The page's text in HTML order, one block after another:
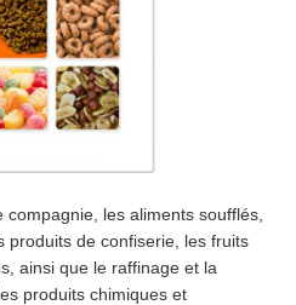
les aliments soufflés,
produits de confiserie, les fruits
ainsi que le raffinage et la
produits chimiques et